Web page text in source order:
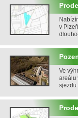
v
Ve
areálu
sjezdu